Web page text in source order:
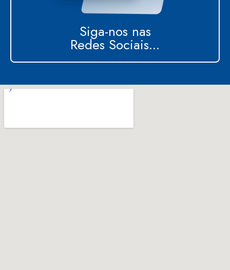
Siga-nos nas
Redes Sociais...